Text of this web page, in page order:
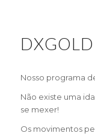
DXGOLD
Nosso programa
Não existe uma
se mexer!
Os movimentos